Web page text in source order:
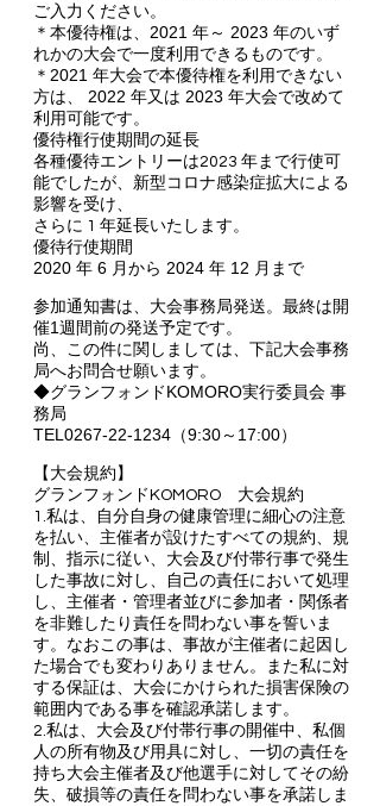
ご入力ください。
＊本優待権は、2021 年～ 2023 年のいず
れかの大会で一度利用できるものです。
＊2021 年大会で本優待権を利用できない
方は、 2022 年又は 2023 年大会で改めて
利用可能です。
優待権行使期間の延長
各種優待エントリーは2023 年まで行使可
能でしたが、新型コロナ感染症拡大による
影響を受け、
さらに 1 年延長いたします。
優待行使期間
2020 年 6 月から 2024 年 12 月まで
参加通知書は、大会事務局発送。最終は開
催1週間前の発送予定です。
尚、この件に関しましては、下記大会事務
局へお問合せ願います。
◆グランフォンドKOMORO実行委員会 事
務局
TEL0267-22-1234（9:30～17:00）
【大会規約】
グランフォンドKOMORO 大会規約
1.私は、自分自身の健康管理に細心の注意
を払い、主催者が設けたすべての規約、規
制、指示に従い、大会及び付帯行事で発生
した事故に対し、自己の責任において処理
し、主催者・管理者並びに参加者・関係者
を非難したり責任を問わない事を誓いま
す。なおこの事は、事故が主催者に起因し
た場合でも変わりありません。また私に対
する保証は、大会にかけられた損害保険の
範囲内である事を確認承諾します。
2.私は、大会及び付帯行事の開催中、私個
人の所有物及び用具に対し、一切の責任を
持ち大会主催者及び他選手に対してその紛
失、破損等の責任を問わない事を承諾しま